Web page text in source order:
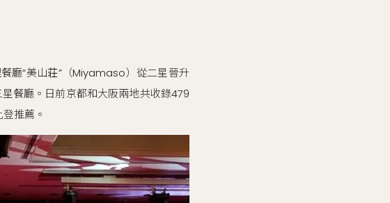
廳“美山荘”（Miyamaso）從二星晉升
餐廳。日前京都和大阪兩地共收錄479
推薦。